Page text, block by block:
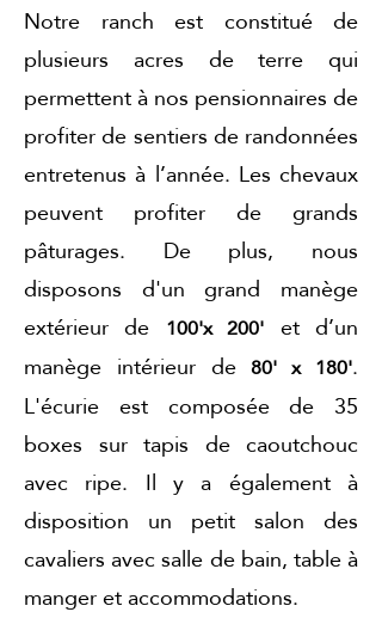
Notre ranch est constitué de
plusieurs acres de terre qui
permettent à nos pensionnaires de
profiter de sentiers de randonnées
entretenus à l’année. Les chevaux
peuvent profiter de grands
pâturages. De plus, nous
disposons d'un grand manège
extérieur de 100'x 200' et d’un
manège intérieur de80' x 180'.
L'écurie est composée de 35
boxes sur tapis de caoutchouc
avec ripe. Il y a également à
disposition un petit salon des
cavaliers avec salle de bain, table à
manger et accommodations. ​